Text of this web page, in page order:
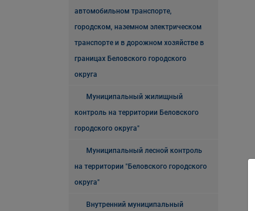
автомобильном транспорте,
городском, наземном электрическом
транспорте и в дорожном хозяйстве в
границах Беловского городского
округа
Муниципальный жилищный
контроль на территории Беловского
городского округа"
Муниципальный лесной контроль
на территории "Беловского городского
округа"
Внутренний муниципальный